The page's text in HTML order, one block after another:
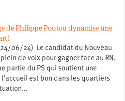
de Philippe Poutou dynamise une
06/24) Le candidat du Nouveau
de voix pour gagner face au RN,
partie du PS qui soutient une
est bon dans les quartiers